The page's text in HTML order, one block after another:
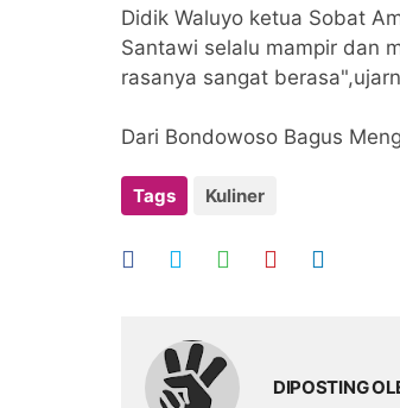
Didik Waluyo ketua Sobat
Santawi selalu mampir dan
rasanya sangat
Dari Bondowoso Bagus
Tags Kuliner
DIPOSTING